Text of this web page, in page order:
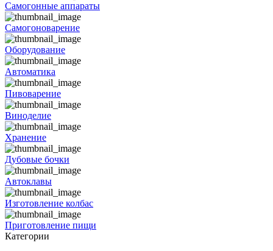
Самогонные аппараты
Самогоноварение
Оборудование
Автоматика
Пивоварение
Виноделие
Хранение
Дубовые бочки
Автоклавы
Изготовление колбас
Приготовление пищи
Категории